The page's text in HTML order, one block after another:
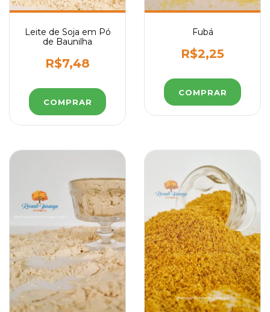
Leite de Soja em Pó
de Baunilha
R$7,48
COMPRAR
Fubá
R$2,25
COMPRAR